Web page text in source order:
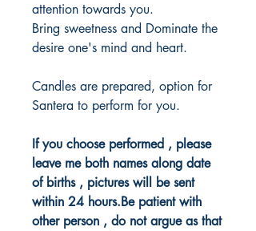
attention towards you.
Bring sweetness and Dominate the
desire one's mind and heart.
Candles are prepared, option for
Santera to perform for you.
If you choose performed , please
leave me both names along date
of births , pictures will be sent
within 24 hours.Be patient with
other person , do not argue as that